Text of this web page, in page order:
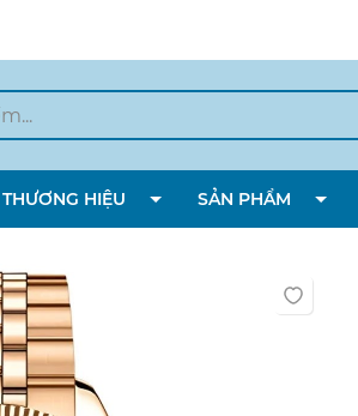
THƯƠNG HIỆU SẢN PHẨM